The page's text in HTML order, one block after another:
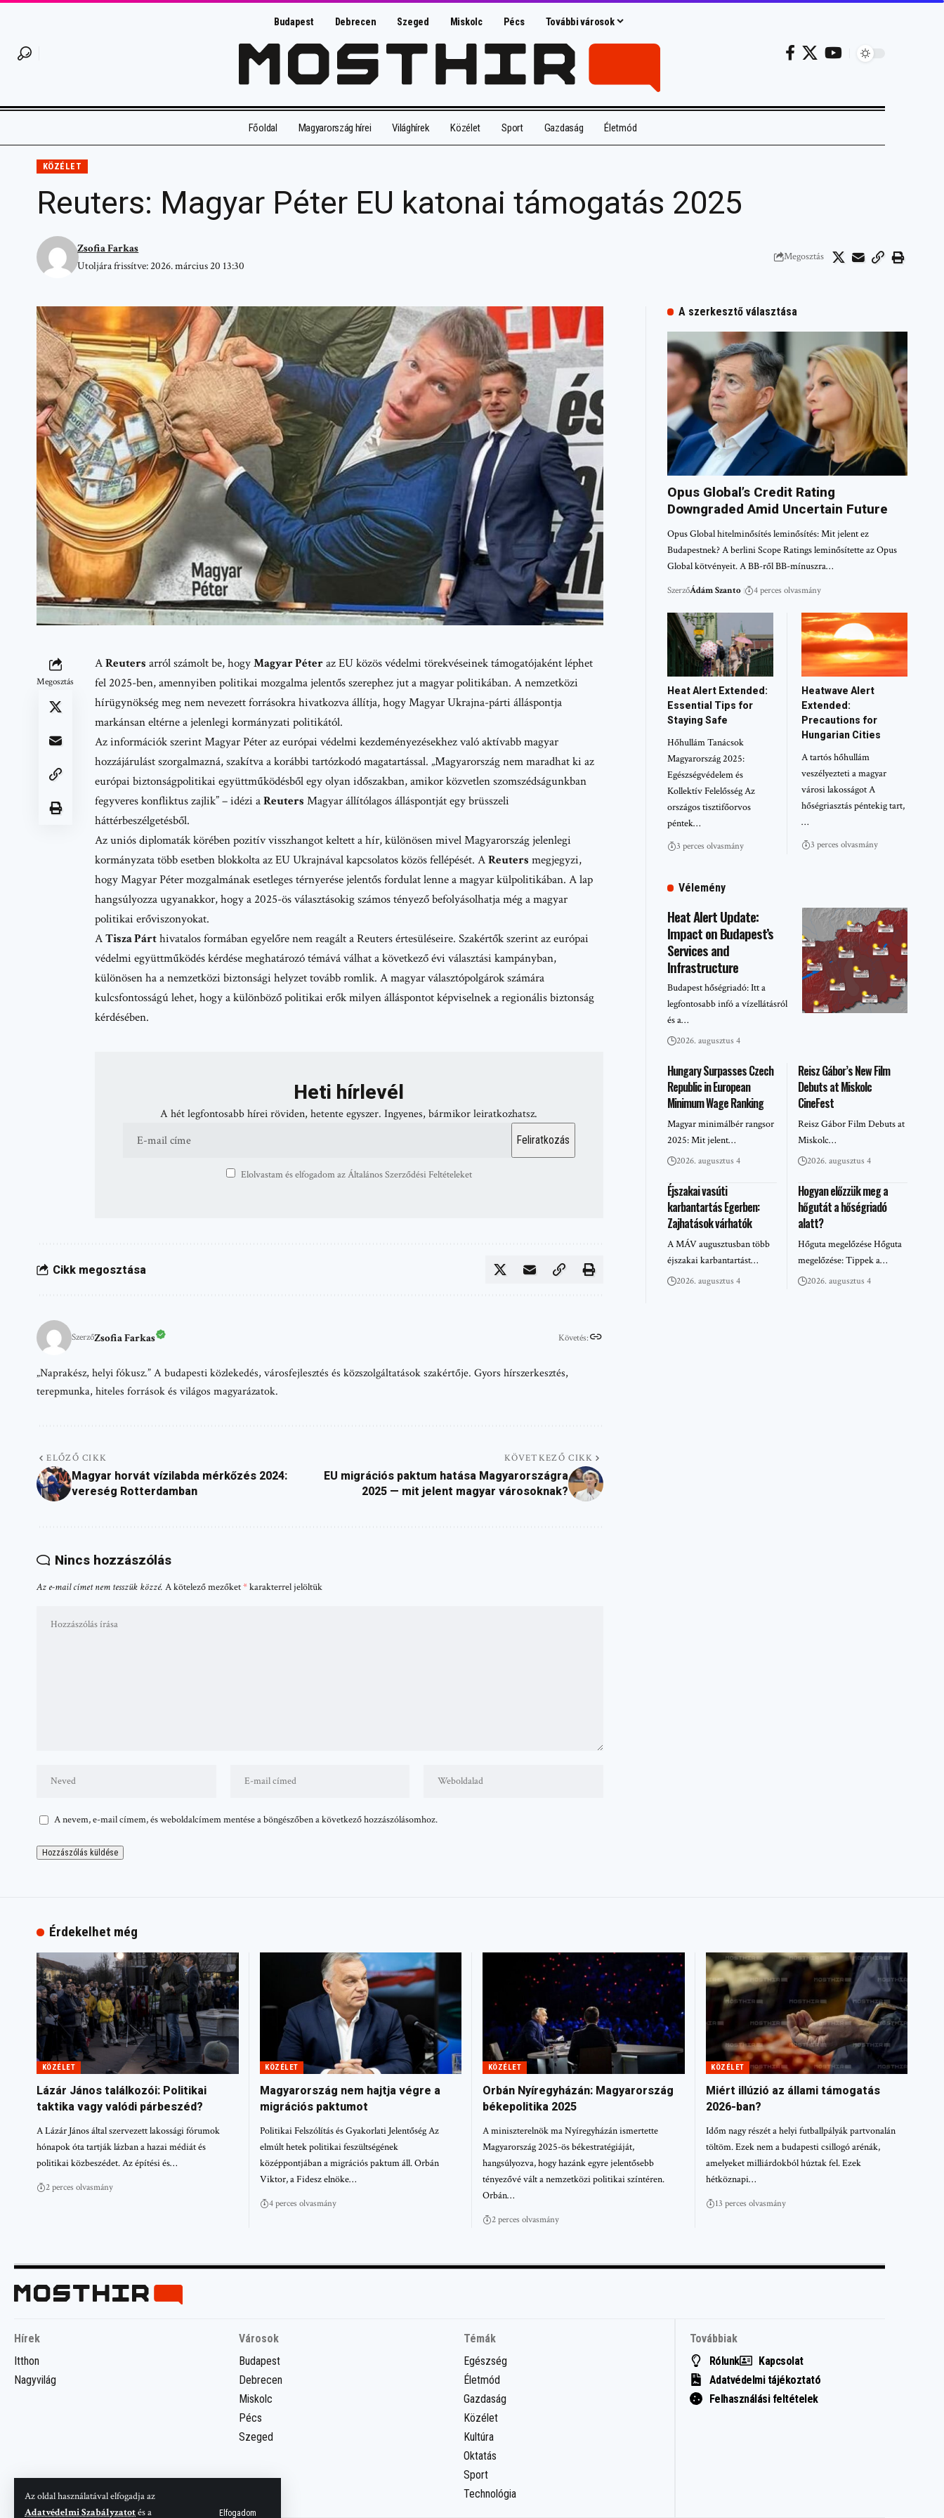
Az oldal használatával elfogadja az
Adatvédelmi Szabályzatotés a Elfogadom
Budapest Debrecen Szeged Miskolc Pécs További városok
Főoldal Magyarország hírei Világhírek Közélet Sport Gazdaság Életmód
KÖZÉLET
Reuters: Magyar Péter EU katonai támogatás 2025
Utoljára frissítve: 2026. március 20 13:30
Zsofia Farkas
Megosztás
Megosztás
AReuters arról számolt be, hogyMagyar Péteraz EU közös védelmi törekvéseinek támogatójaként léphet
fel 2025-ben, amennyiben politikai mozgalma jelentős szerephez jut a magyar politikában. A nemzetközi
hírügynökség meg nem nevezett forrásokra hivatkozva állítja, hogy Magyar Ukrajna-párti álláspontja
markánsan eltérne a jelenlegi kormányzati politikától.
Az információk szerint Magyar Péter az európai védelmi kezdeményezésekhez való aktívabb magyar
hozzájárulást szorgalmazná, szakítva a korábbi tartózkodó magatartással. „Magyarország nem maradhat ki az
európai biztonságpolitikai együttműködésből egy olyan időszakban, amikor közvetlen szomszédságunkban
fegyveres konfliktus zajlik” – idézi aReuters Magyar állítólagos álláspontját egy brüsszeli
háttérbeszélgetésből.
Az uniós diplomaták körében pozitív visszhangot keltett a hír, különösen mivel Magyarország jelenlegi
kormányzata több esetben blokkolta az EU Ukrajnával kapcsolatos közös fellépését. AReuters megjegyzi,
hogy Magyar Péter mozgalmának esetleges térnyerése jelentős fordulat lenne a magyar külpolitikában. A lap
hangsúlyozza ugyanakkor, hogy a 2025-ös választásokig számos tényező befolyásolhatja még a magyar
politikai erőviszonyokat.
ATisza Párthivatalos formában egyelőre nem reagált a Reuters értesüléseire. Szakértők szerint az európai
védelmi együttműködés kérdése meghatározó témává válhat a következő évi választási kampányban,
különösen ha a nemzetközi biztonsági helyzet tovább romlik. A magyar választópolgárok számára
kulcsfontosságú lehet, hogy a különböző politikai erők milyen álláspontot képviselnek a regionális biztonság
kérdésében.
Heti hírlevél
A hét legfontosabb hírei röviden, hetente egyszer. Ingyenes, bármikor leiratkozhatsz.
Elolvastam és elfogadom az Általános Szerződési Feltételeket
Cikk megosztása
SzerzőZsofia Farkas Követés:
„Naprakész, helyi fókusz.” A budapesti közlekedés, városfejlesztés és közszolgáltatások szakértője. Gyors hírszerkesztés,
terepmunka, hiteles források és világos magyarázatok.
ELŐZŐ CIKK
Magyar horvát vízilabda mérkőzés 2024:
vereség Rotterdamban
KÖVETKEZŐ CIKK
EU migrációs paktum hatása Magyarországra
2025 — mit jelent magyar városoknak?
Nincs hozzászólás
Az e-mail címet nem tesszük közzé. A kötelező mezőket*karakterrel jelöltük
A nevem, e-mail címem, és weboldalcímem mentése a böngészőben a következő hozzászólásomhoz.
A szerkesztő választása
Opus Global’s Credit Rating
Downgraded Amid Uncertain Future
Opus Global hitelminősítés leminősítés: Mit jelent ez
Budapestnek? A berlini Scope Ratings leminősítette az Opus
Global kötvényeit. A BB-ről BB-mínuszra…
SzerzőÁdám Szanto 4 perces olvasmány
Heat Alert Extended:
Essential Tips for
Staying Safe
Hőhullám Tanácsok
Magyarország 2025:
Egészségvédelem és
Kollektív Felelősség Az
országos tisztifőorvos
péntek…
3 perces olvasmány
Heatwave Alert
Extended:
Precautions for
Hungarian Cities
A tartós hőhullám
veszélyezteti a magyar
városi lakosságot A
hőségriasztás péntekig tart,
…
3 perces olvasmány
Vélemény
Heat Alert Update:
Impact on Budapest’s
Services and
Infrastructure
Budapest hőségriadó: Itt a
legfontosabb infó a vízellátásról
és a…
2026. augusztus 4
Hungary Surpasses Czech
Republic in European
Minimum Wage Ranking
Magyar minimálbér rangsor
2025: Mit jelent…
2026. augusztus 4
Reisz Gábor’s New Film
Debuts at Miskolc
CineFest
Reisz Gábor Film Debuts at
Miskolc…
2026. augusztus 4
Éjszakai vasúti
karbantartás Egerben:
Zajhatások várhatók
A MÁV augusztusban több
éjszakai karbantartást…
2026. augusztus 4
Hogyan előzzük meg a
hőgutát a hőségriadó
alatt?
Hőguta megelőzése Hőguta
megelőzése: Tippek a…
2026. augusztus 4
Érdekelhet még
KÖZÉLET
Lázár János találkozói: Politikai
taktika vagy valódi párbeszéd?
A Lázár János által szervezett lakossági fórumok
hónapok óta tartják lázban a hazai médiát és
politikai közbeszédet. Az építési és…
2 perces olvasmány
KÖZÉLET
Magyarország nem hajtja végre a
migrációs paktumot
Politikai Felszólítás és Gyakorlati Jelentőség Az
elmúlt hetek politikai feszültségének
középpontjában a migrációs paktum áll. Orbán
Viktor, a Fidesz elnöke…
4 perces olvasmány
KÖZÉLET
Orbán Nyíregyházán: Magyarország
békepolitika 2025
A miniszterelnök ma Nyíregyházán ismertette
Magyarország 2025-ös békestratégiáját,
hangsúlyozva, hogy hazánk egyre jelentősebb
tényezővé vált a nemzetközi politikai színtéren.
Orbán…
2 perces olvasmány
KÖZÉLET
Miért illúzió az állami támogatás
2026-ban?
Időm nagy részét a helyi futballpályák partvonalán
töltöm. Ezek nem a budapesti csillogó arénák,
amelyeket milliárdokból húztak fel. Ezek
hétköznapi…
13 perces olvasmány
Hírek
Itthon
Nagyvilág
Városok
Budapest
Debrecen
Miskolc
Pécs
Szeged
Témák
Egészség
Életmód
Gazdaság
Közélet
Kultúra
Oktatás
Sport
Technológia
Továbbiak
Rólunk
Kapcsolat
Adatvédelmi tájékoztató
Felhasználási feltételek